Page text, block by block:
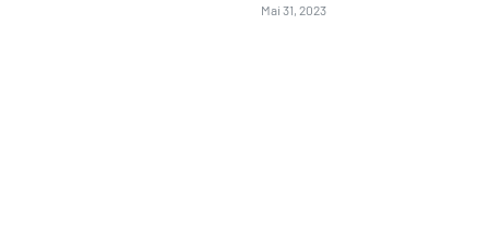
Mai 31, 2023